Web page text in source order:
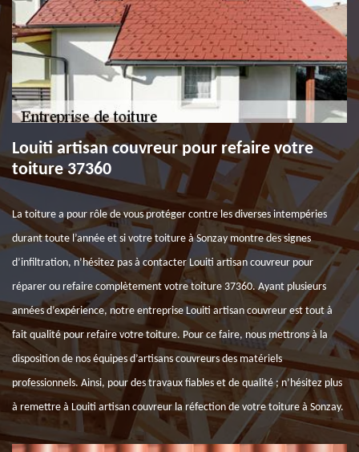
Louiti artisan couvreur pour refaire votre
toiture 37360
La toiture a pour rôle de vous protéger contre les diverses intempéries
durant toute l’année et si votre toiture à Sonzay montre des signes
d’infiltration, n’hésitez pas à contacter Louiti artisan couvreur pour
réparer ou refaire complètement votre toiture 37360. Ayant plusieurs
années d’expérience, notre entreprise Louiti artisan couvreur est tout à
fait qualité pour refaire votre toiture. Pour ce faire, nous mettrons à la
disposition de nos équipes d’artisans couvreurs des matériels
professionnels. Ainsi, pour des travaux fiables et de qualité ; n’hésitez plus
à remettre à Louiti artisan couvreur la réfection de votre toiture à Sonzay.